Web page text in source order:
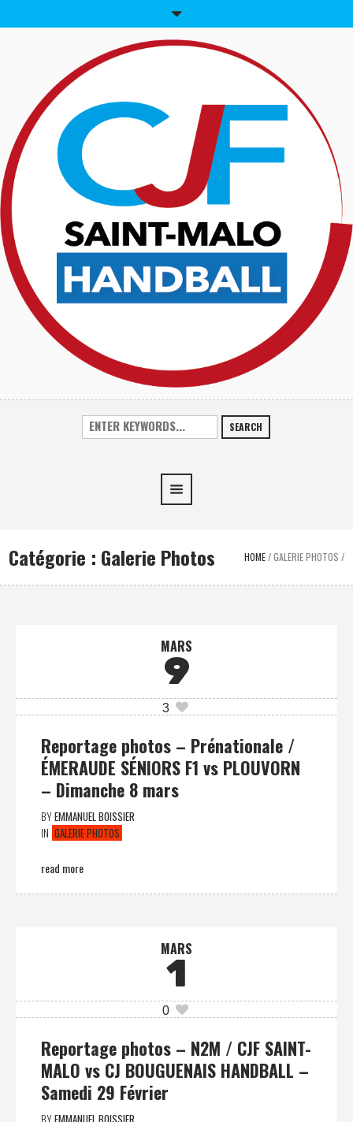
SEARCH
Catégorie : Galerie Photos HOME/GALERIE PHOTOS /
MARS
9
3
Reportage photos – Prénationale /
ÉMERAUDE SÉNIORS F1 vs PLOUVORN
– Dimanche 8 mars
BYEMMANUEL BOISSIER
IN GALERIE PHOTOS
read more
MARS
1
0
Reportage photos – N2M / CJF SAINT-
MALO vs CJ BOUGUENAIS HANDBALL –
Samedi 29 Février